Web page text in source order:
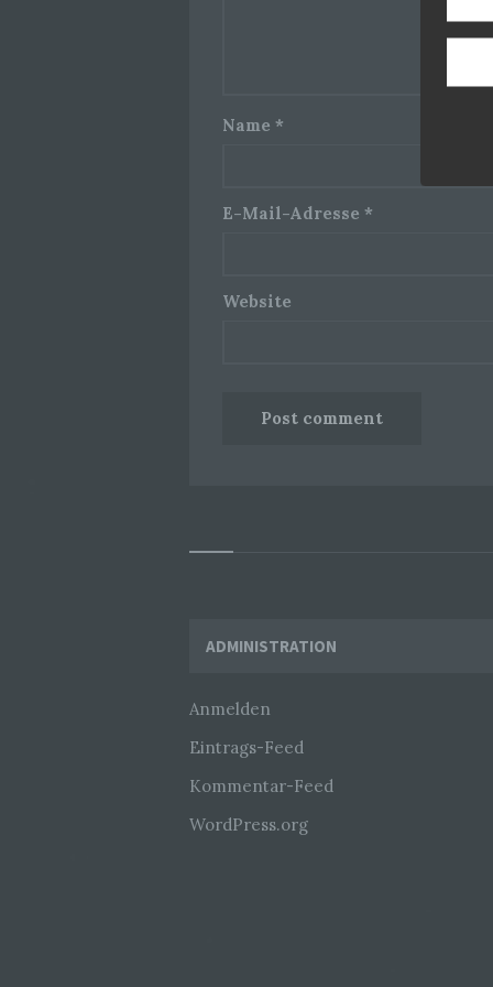
Name *
E-Mail-Adresse *
Website
Widgets
ADMINISTRATION
Anmelden
Eintrags-Feed
Kommentar-Feed
WordPress.org